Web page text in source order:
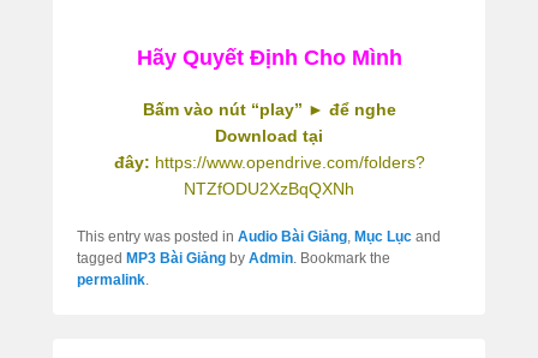
Hãy Quyết Định Cho Mình
Bấm vào nút “play” ► để nghe
Download tại
đây: https://www.opendrive.com/folders?
NTZfODU2XzBqQXNh
This entry was posted in Audio Bài Giảng, Mục Lục and
tagged MP3 Bài Giảng by Admin. Bookmark the
permalink.